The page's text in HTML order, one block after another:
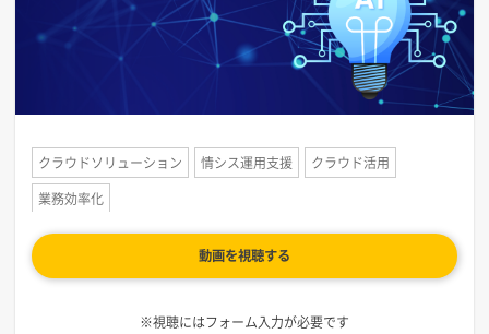
クラウドソリューション 情シス運用支援
クラウド活用
業務効率化
動画を視聴する
※視聴にはフォーム入力が必要です